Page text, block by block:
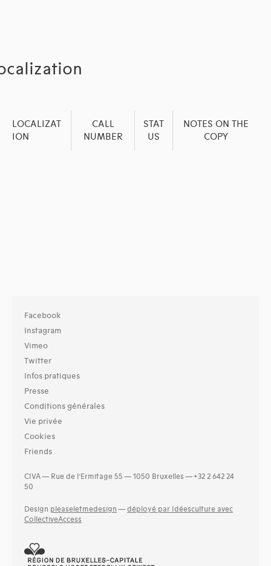
LOCALIZAT
ION
CALL
NUMBER
STAT
US
NOTES ON THE
COPY
Facebook
Instagram
Vimeo
Twitter
Infos pratiques
Presse
Conditions générales
Vie privée
Cookies
Friends
CIVA — Rue de l’Ermitage 55 — 1050 Bruxelles — +32 2 642 24
50
Design pleaseletmedesign — déployé par Idéesculture avec
CollectiveAccess